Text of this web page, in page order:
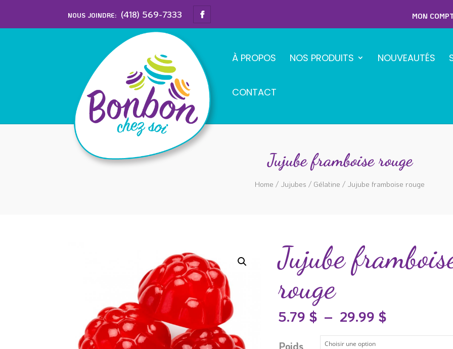
NOUS JOINDRE: (418) 569-7333 MON
À PROPOS NOS PRODUITS NOUVEAUTÉS
CONTACT
Jujube framboise rouge
Home / Jujubes / Gélatine / Jujube framboise rouge
Jujube
rouge
5.79 $ – 29.99 $Plage
prix :
Poids